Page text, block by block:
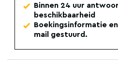
Binnen 24 uur
beschikbaarheid
Boekingsinformatie
mail gestuurd.